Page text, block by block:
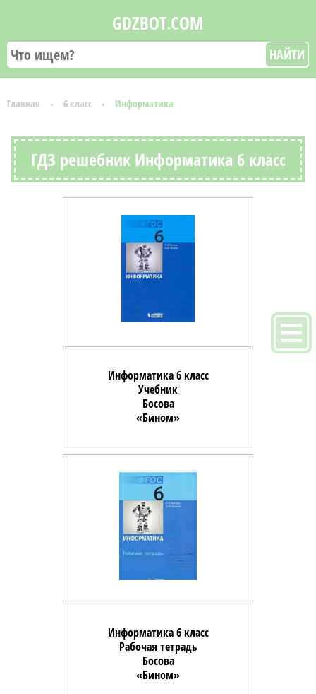
GDZBOT.COM
НАЙТИ
Главная 6 класс Информатика
ГДЗ решебник Информатика 6 класс
Информатика 6 класс
Учебник
Босова
«Бином»
Информатика 6 класс
Рабочая тетрадь
Босова
«Бином»